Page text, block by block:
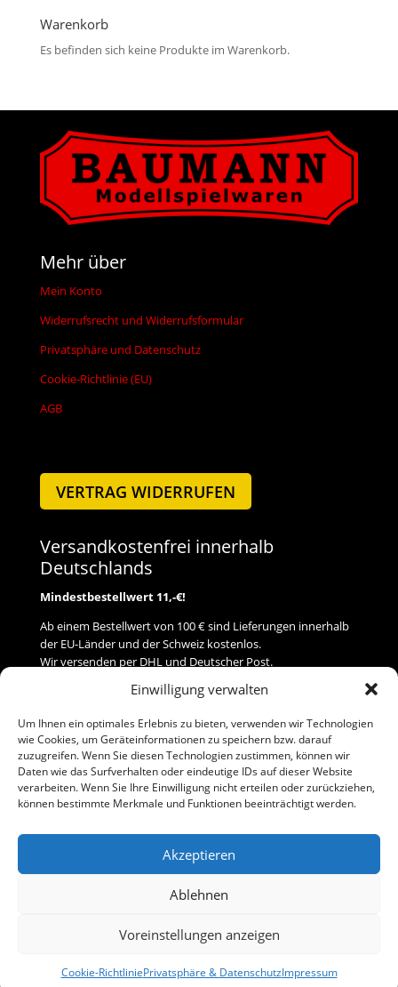
Einwilligung verwalten
Um Ihnen ein optimales Erlebnis zu bieten, verwenden wir Technologien
wie Cookies, um Geräteinformationen zu speichern bzw. darauf
zuzugreifen. Wenn Sie diesen Technologien zustimmen, können wir
Daten wie das Surfverhalten oder eindeutige IDs auf dieser Website
verarbeiten. Wenn Sie Ihre Einwilligung nicht erteilen oder zurückziehen,
können bestimmte Merkmale und Funktionen beeinträchtigt werden.
Akzeptieren
Ablehnen
Voreinstellungen anzeigen
Cookie-RichtliniePrivatsphäre & DatenschutzImpressum
Warenkorb
Es befinden sich keine Produkte im Warenkorb.
Mehr über
Mein Konto
Widerrufsrecht und Widerrufsformular
Privatsphäre und Datenschutz
Cookie-Richtlinie (EU)
AGB
VERTRAG WIDERRUFEN
Versandkostenfrei innerhalb
Deutschlands
Mindestbestellwert 11,-€!
Ab einem Bestellwert von 100 € sind Lieferungen innerhalb
der EU-Länder und der Schweiz kostenlos.
Wir versenden per DHL und Deutscher Post.
Versand
Zahlung
Baumann Modellspielwaren
Telefon (0 91 61) 33 84
Impressum